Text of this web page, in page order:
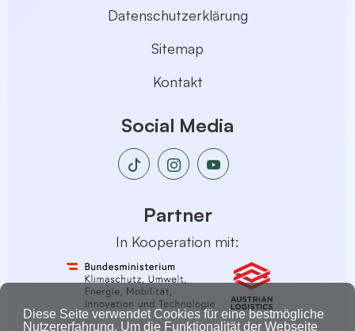
Diese Seite verwendet Cookies für eine bestmögliche
Nutzererfahrung. Um die Funktionalität der Webseite
Datenschutzerklärung
Sitemap
Kontakt
Social Media
Partner
In Kooperation mit: